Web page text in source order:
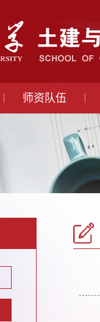
师资队伍